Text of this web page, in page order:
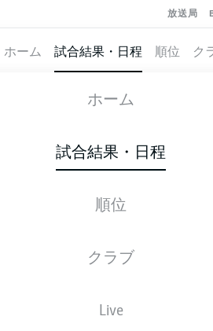
放送局
ホーム 試合結果・日程 順位 ク
ホーム
試合結果・日程
順位
クラブ
Live
KARLSRUHE
スターティングメンバー
金, 29.01.2027 - 日, 31.01.2027